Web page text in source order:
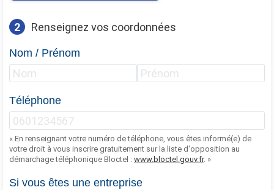
2 Renseignez vos coordonnées
Nom / Prénom
Téléphone
« En renseignant votre numéro de téléphone, vous êtes informé(e) de
votre droit à vous inscrire gratuitement sur la liste d'opposition au
démarchage téléphonique Bloctel : www.bloctel.gouv.fr. »
Si vous êtes une entreprise